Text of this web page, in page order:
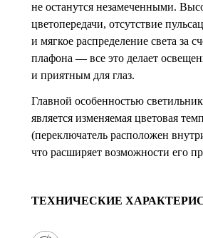
не останутся незамеченными.
цветопередачи, отсутствие
и мягкое распределение света за
плафона — все это делает
и приятным для глаз.
Главной особенностью
является изменяемая цветовая
(переключатель расположен
что расширяет возможности его
ТЕХНИЧЕСКИЕ